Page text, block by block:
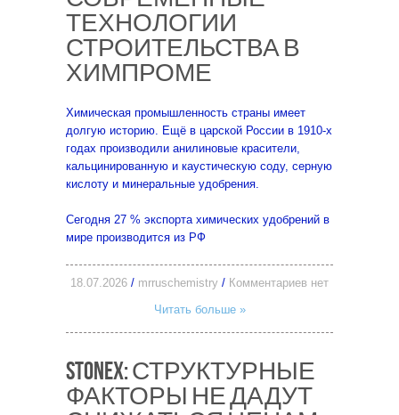
ТЕХНОЛОГИИ
СТРОИТЕЛЬСТВА В
ХИМПРОМЕ
Химическая промышленность страны имеет
долгую историю. Ещё в царской России в 1910-х
годах производили анилиновые красители,
кальцинированную и каустическую соду, серную
кислоту и минеральные удобрения.
Сегодня 27 % экспорта химических удобрений в
мире производится из РФ
18.07.2026 / mrruschemistry / Комментариев нет
Читать больше »
STONEX: СТРУКТУРНЫЕ
ФАКТОРЫ НЕ ДАДУТ